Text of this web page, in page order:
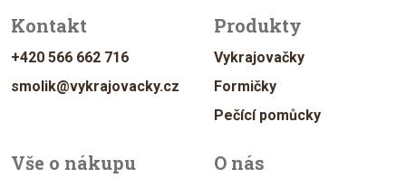
Kontakt
+420 566 662 716
smolik@vykrajovacky.cz
Produkty
Vykrajovačky
Formičky
Pečící pomůcky
Vše o nákupu O nás